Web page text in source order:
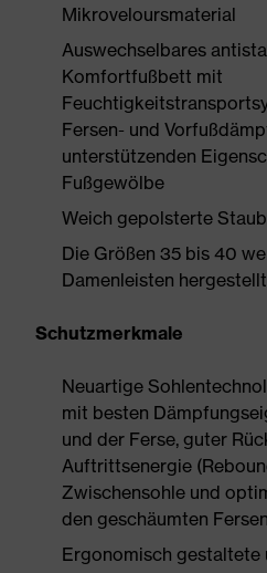
Mikroveloursmaterial
Auswechselbares
Komfortfußbett mit
Fersen- und
unterstützenden
Fußgewölbe
Weich gepolsterte
Die Größen 35 bis 40
Damenleisten hergestellt
Schutzmerkmale
Neuartige
mit besten
und der Ferse, guter
Auftrittsenergie
Zwischensohle und
den geschäumten
Ergonomisch gestaltete